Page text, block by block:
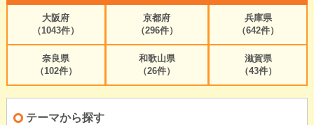
大阪府
（1043件）
京都府
（296件）
兵庫県
（642件）
奈良県
（102件）
和歌山県
（26件）
滋賀県
（43件）
テーマから探す